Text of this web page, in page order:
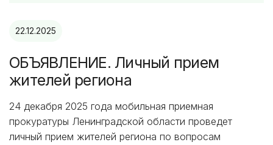
22.12.2025
ОБЪЯВЛЕНИЕ. Личный прием
жителей региона
24 декабря 2025 года мобильная приемная
прокуратуры Ленинградской области проведет
личный прием жителей региона по вопросам